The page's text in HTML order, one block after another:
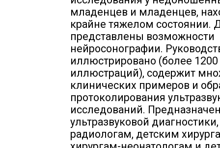
младенцев и младенцев,
крайне тяжелом состоянии.
представлены возможности
нейросонографии.
иллюстрировано (более 1200
иллюстраций), содержит
клинических примеров и
протоколирования
исследований.
ультразвуковой диагностики,
радиологам, детским